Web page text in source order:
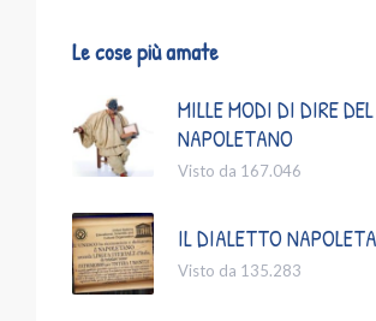
Le cose più amate
MILLE MODI DI DIRE
NAPOLETANO
Visto da 167.046
IL DIALETTO
Visto da 135.283